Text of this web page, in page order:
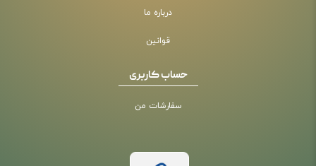
درباره ما
قوانین
حساب کاربری
سفارشات من